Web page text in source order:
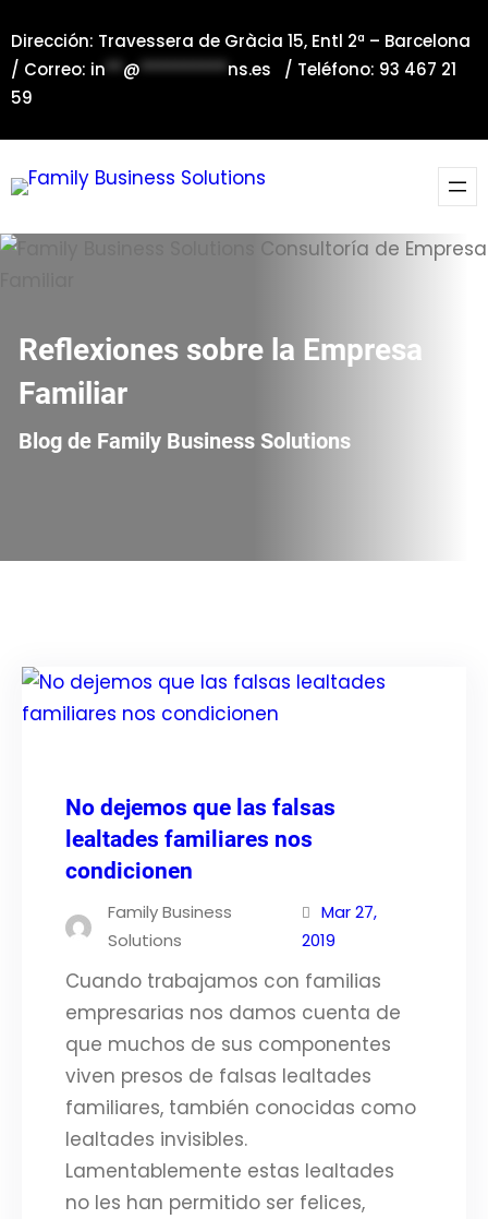
al
contenido
Dirección: Travessera de Gràcia 15, Entl 2ª – Barcelona
/ Correo: in**@**********ns.es / Teléfono: 93 467 21
59
Reflexiones sobre la Empresa
Familiar
Blog de Family Business Solutions
No dejemos que las falsas
lealtades familiares nos
condicionen
Family Business
Solutions
Mar 27,
2019
Cuando trabajamos con familias
empresarias nos damos cuenta de
que muchos de sus componentes
viven presos de falsas lealtades
familiares, también conocidas como
lealtades invisibles.
Lamentablemente estas lealtades
no les han permitido ser felices,